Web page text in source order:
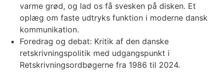
varme grød, og lad os få svesken på disken. Et
oplæg om faste udtryks funktion i moderne dansk
kommunikation.
Foredrag og debat: Kritik af den danske
retskrivningspolitik med udgangspunkt i
Retskrivningsordbøgerne fra 1986 til 2024.